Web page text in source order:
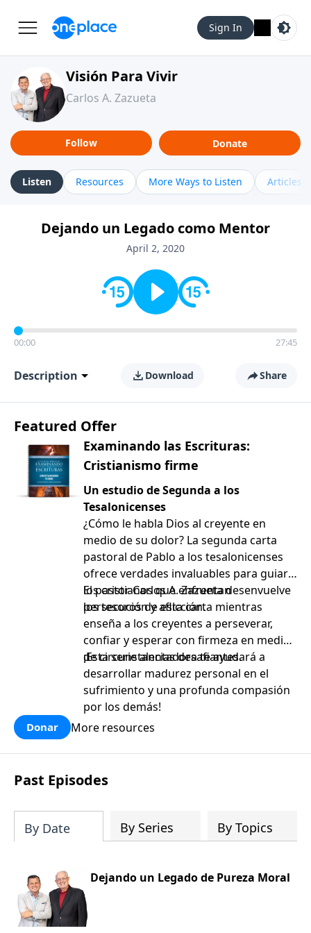
Sign In
Visión Para Vivir
Carlos A. Zazueta
Follow Donate
Listen Resources More Ways to Listen Articles
Dejando un Legado como Mentor
April 2, 2020
00:00 27:45
Description Download Share
Featured Offer
Examinando las Escrituras:
Cristianismo firme
Un estudio de Segunda a los
Tesalonicenses
¿Cómo le habla Dios al creyente en
medio de su dolor? La segunda carta
pastoral de Pablo a los tesalonicenses
ofrece verdades invaluables para guiar a
los cristianos que enfrentan
persecución y aflicción.
El pastor Carlos A. Zazueta desenvuelve
los tesoros de esta carta mientras
enseña a los creyentes a perseverar,
confiar y esperar con firmeza en medio
de circunstancias desafiantes.
¡Esta serie alentadora te ayudará a
desarrollar madurez personal en el
sufrimiento y una profunda compasión
por los demás!
Donar More resources
Past Episodes
By Date By Series By Topics
Dejando un Legado de Pureza Moral